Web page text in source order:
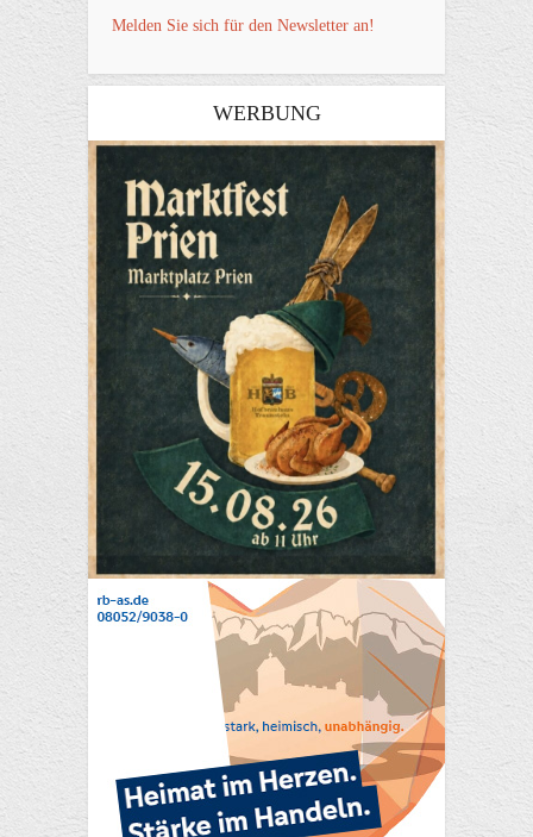
Melden Sie sich für den Newsletter an!
WERBUNG